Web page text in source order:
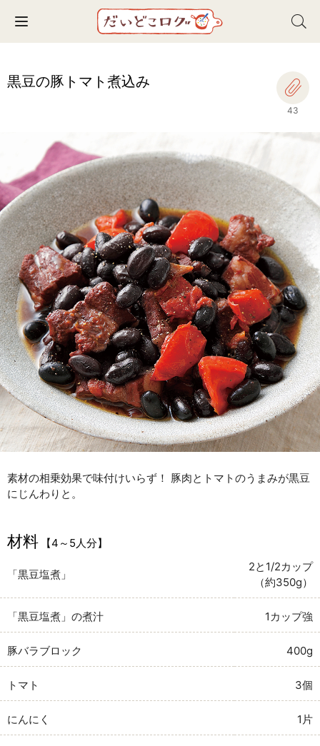
Toggle navigation
黒豆の豚トマト煮込み
43
素材の相乗効果で味付けいらず！ 豚肉とトマトのうまみが黒豆
にじんわりと。
材料 【4～5人分】
「黒豆塩煮」
2と1/2カップ
（約350g）
「黒豆塩煮」の煮汁 1カップ強
豚バラブロック 400g
トマト 3個
にんにく 1片